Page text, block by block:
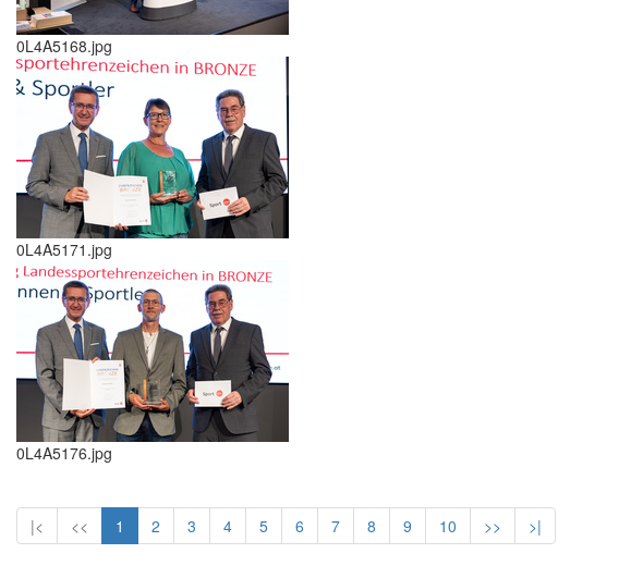
0L4A5168.jpg
0L4A5171.jpg
0L4A5176.jpg
|< << 1 2 3 4 5 6 7 8 9 10 >> >|